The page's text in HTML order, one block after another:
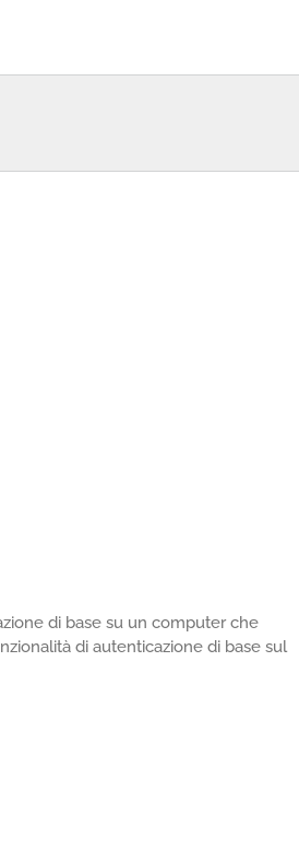
di base su un computer che
di autenticazione di base sul